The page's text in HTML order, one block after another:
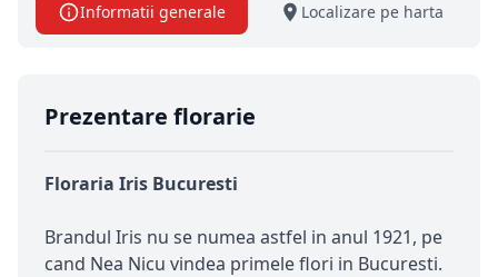
Informatii generale Localizare pe harta
Prezentare florarie
Floraria Iris Bucuresti
Brandul Iris nu se numea astfel in anul 1921, pe
cand Nea Nicu vindea primele flori in Bucuresti.